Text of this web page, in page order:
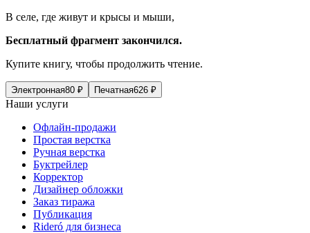
В селе, где живут и крысы и мыши,
Бесплатный фрагмент закончился.
Купите книгу, чтобы продолжить чтение.
Электронная80 ₽ Печатная626 ₽
Наши услуги
Офлайн-продажи
Простая верстка
Ручная верстка
Буктрейлер
Корректор
Дизайнер обложки
Заказ тиража
Публикация
Rideró для бизнеса